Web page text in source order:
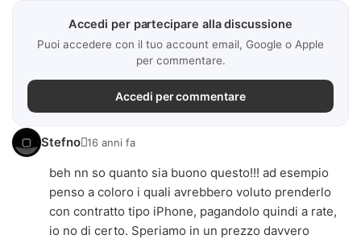
Accedi per partecipare alla discussione
Puoi accedere con il tuo account email, Google o Apple
per commentare.
Accedi per commentare
Stefno16 anni fa
beh nn so quanto sia buono questo!!! ad esempio
penso a coloro i quali avrebbero voluto prenderlo
con contratto tipo iPhone, pagandolo quindi a rate,
io no di certo. Speriamo in un prezzo davvero